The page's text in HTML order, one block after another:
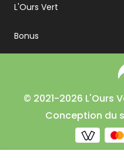
L'Ours Vert
Bonus
© 2021-2026 L'Ours
Conception du